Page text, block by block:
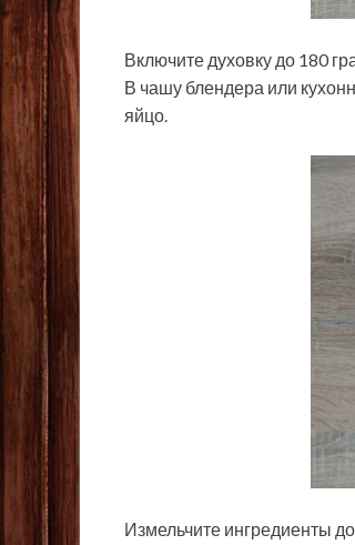
Включите духовку до 180
В чашу блендера или
яйцо.
Измельчите ингредиенты